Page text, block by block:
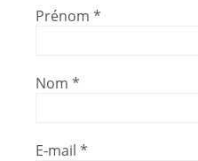
Prénom *
Nom *
E-mail *